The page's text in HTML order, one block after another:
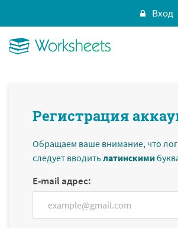
Вход
Регистрация
Обращаем ваше внимание, что
следует вводитьлатинскими
E-mail адрес: